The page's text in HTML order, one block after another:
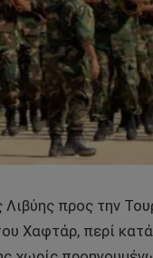
προς την
Χαφτάρ, περί